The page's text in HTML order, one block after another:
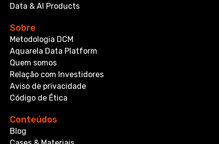
Data & AI Products
Sobre
Metodologia DCM
Aquarela Data Platform
Quem somos
Relação com Investidores
Aviso de privacidade
Código de Ética
Conteúdos
Blog